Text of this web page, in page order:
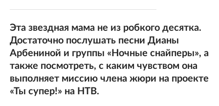
Эта звездная мама не из робкого десятка.
Достаточно послушать песни Дианы
Арбениной и группы «Ночные снайперы», а
также посмотреть, с каким чувством она
выполняет миссию члена жюри на проекте
«Ты супер!» на НТВ.